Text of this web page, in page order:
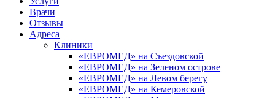
Врачи
Отзывы
Адреса
Клиники
«ЕВРОМЕД» на Съездовской
«ЕВРОМЕД» на Зеленом острове
«ЕВРОМЕД» на Левом берегу
«ЕВРОМЕД» на Кемеровской